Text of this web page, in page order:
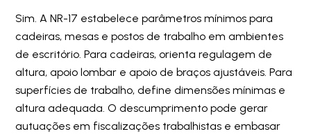
Sim. A NR-17 estabelece parâmetros mínimos para
cadeiras, mesas e postos de trabalho em ambientes
de escritório. Para cadeiras, orienta regulagem de
altura, apoio lombar e apoio de braços ajustáveis. Para
superfícies de trabalho, define dimensões mínimas e
altura adequada. O descumprimento pode gerar
autuações em fiscalizações trabalhistas e embasar